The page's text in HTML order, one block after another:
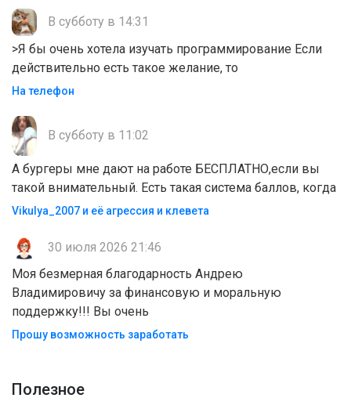
В субботу в 14:31
>Я бы очень хотела изучать программирование Если
действительно есть такое желание, то
На телефон
В субботу в 11:02
А бургеры мне дают на работе БЕСПЛАТНО,если вы
такой внимательный. Есть такая система баллов, когда
Vikulya_2007 и её агрессия и клевета
30 июля 2026 21:46
Моя безмерная благодарность Андрею
Владимировичу за финансовую и моральную
поддержку!!! Вы очень
Прошу возможность заработать
Полезноe